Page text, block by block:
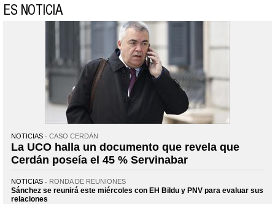
ES NOTICIA
NOTICIAS CASO CERDÁN
La UCO halla un documento que revela que
Cerdán poseía el 45 % Servinabar
NOTICIAS RONDA DE REUNIONES
Sánchez se reunirá este miércoles con EH Bildu y PNV para evaluar sus
relaciones